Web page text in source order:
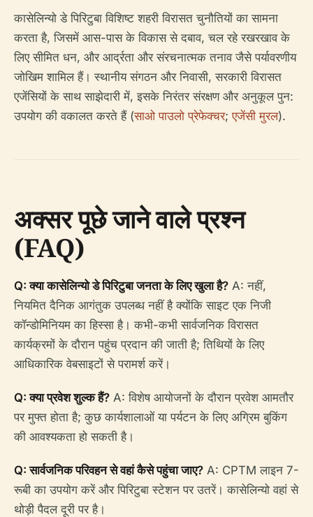
कासेलिन्यो डे पिरिटुबा विशिष्ट शहरी विरासत चुनौतियों का सामना
करता है, जिसमें आस-पास के विकास से दबाव, चल रहे रखरखाव के
लिए सीमित धन, और आर्द्रता और संरचनात्मक तनाव जैसे पर्यावरणीय
जोखिम शामिल हैं। स्थानीय संगठन और निवासी, सरकारी विरासत
एजेंसियों के साथ साझेदारी में, इसके निरंतर संरक्षण और अनुकूल पुन:
उपयोग की वकालत करते हैं (साओ पाउलो प्रेफेक्चर;एजेंसी मुरल).
अक्सर पूछे जाने वाले प्रश्न
(FAQ)
Q: क्या कासेलिन्यो डे पिरिटुबा जनता के लिए खुला है? A: नहीं,
नियमित दैनिक आगंतुक उपलब्ध नहीं है क्योंकि साइट एक निजी
कॉन्डोमिनियम का हिस्सा है। कभी-कभी सार्वजनिक विरासत
कार्यक्रमों के दौरान पहुंच प्रदान की जाती है; तिथियों के लिए
आधिकारिक वेबसाइटों से परामर्श करें।
Q: क्या प्रवेश शुल्क हैं? A: विशेष आयोजनों के दौरान प्रवेश आमतौर
पर मुफ्त होता है; कुछ कार्यशालाओं या पर्यटन के लिए अग्रिम बुकिंग
की आवश्यकता हो सकती है।
Q: सार्वजनिक परिवहन से वहां कैसे पहुंचा जाए? A: CPTM लाइन 7-
रूबी का उपयोग करें और पिरिटुबा स्टेशन पर उतरें। कासेलिन्यो वहां से
थोड़ी पैदल दूरी पर है।